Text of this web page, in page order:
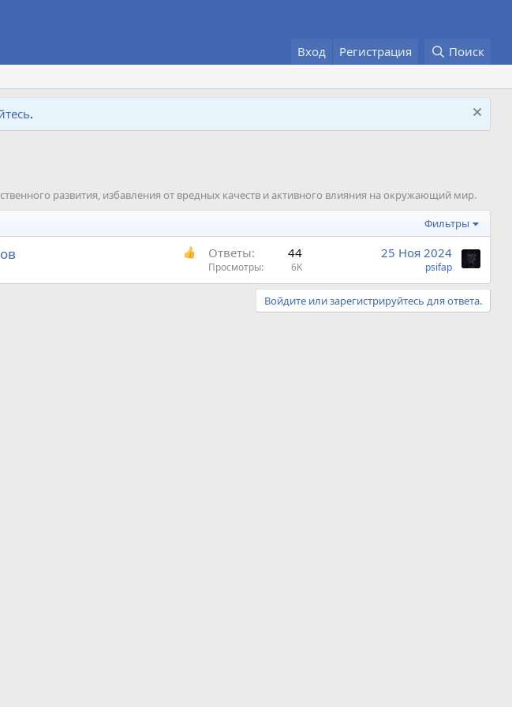
Вход Регистрация Поиск
.
развития, избавления от вредных качеств и активного влияния на окружающий мир.
Фильтры
Ответы 44
Просмотры 6K
25 Ноя 2024
psifap
Войдите или зарегистрируйтесь для ответа.